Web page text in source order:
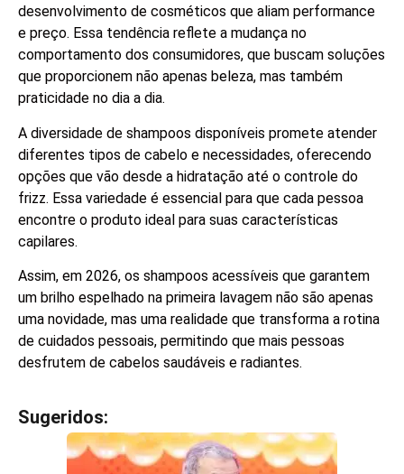
desenvolvimento de cosméticos que aliam performance
e preço. Essa tendência reflete a mudança no
comportamento dos consumidores, que buscam soluções
que proporcionem não apenas beleza, mas também
praticidade no dia a dia.
A diversidade de shampoos disponíveis promete atender
diferentes tipos de cabelo e necessidades, oferecendo
opções que vão desde a hidratação até o controle do
frizz. Essa variedade é essencial para que cada pessoa
encontre o produto ideal para suas características
capilares.
Assim, em 2026, os shampoos acessíveis que garantem
um brilho espelhado na primeira lavagem não são apenas
uma novidade, mas uma realidade que transforma a rotina
de cuidados pessoais, permitindo que mais pessoas
desfrutem de cabelos saudáveis e radiantes.
Sugeridos: